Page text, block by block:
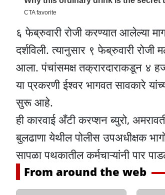
६ फेब्रुवारी रोजी करण्यात आलेल्या
दर्शविली. त्यानुसार ९ फेब्रुवारी
आला. पंचांसमक्ष तक्रारदाराकडून ४
या प्रकरणी ईश्वर भागवत सावकारे
सुरू आहे.
ही कारवाई अँटी करप्शन ब्युरो,
बुलढाणा येथील पोलीस उपअधीक्षक
सापळा पथकातील कर्मचाऱ्यांनी पार
From around the web